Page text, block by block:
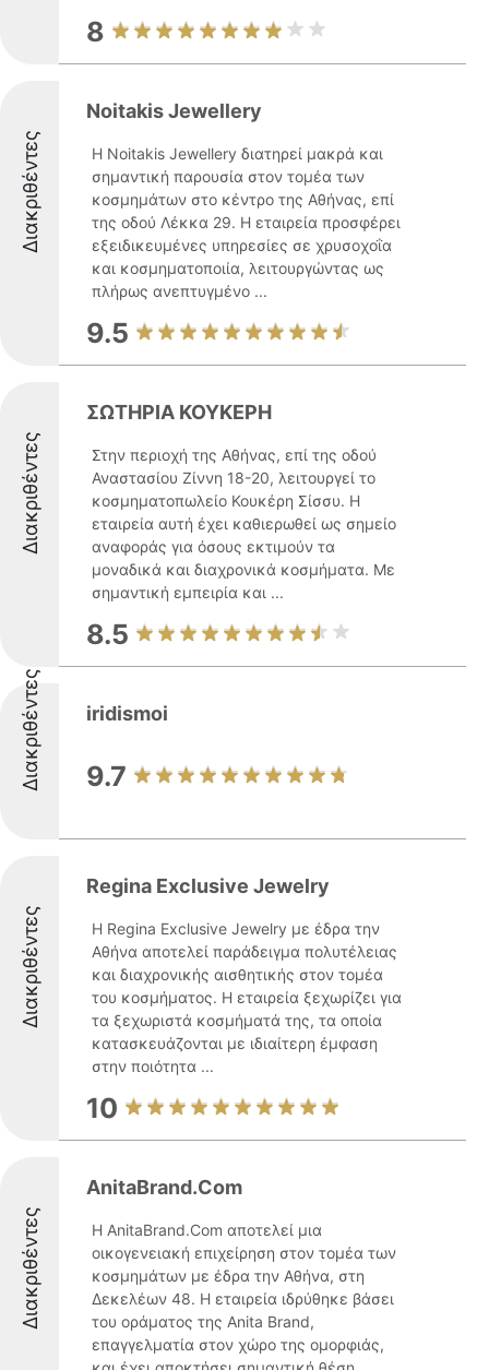
8
Διακριθέντες
Noitakis Jewellery
Η Noitakis Jewellery διατηρεί μακρά και
σημαντική παρουσία στον τομέα των
κοσμημάτων στο κέντρο της Αθήνας, επί
της οδού Λέκκα 29. Η εταιρεία προσφέρει
εξειδικευμένες υπηρεσίες σε χρυσοχοΐα
και κοσμηματοποιία, λειτουργώντας ως
πλήρως ανεπτυγμένο ...
9.5
Διακριθέντες
ΣΩΤΗΡΙΑ ΚΟΥΚΕΡΗ
Στην περιοχή της Αθήνας, επί της οδού
Αναστασίου Ζίννη 18-20, λειτουργεί το
κοσμηματοπωλείο Κουκέρη Σίσσυ. Η
εταιρεία αυτή έχει καθιερωθεί ως σημείο
αναφοράς για όσους εκτιμούν τα
μοναδικά και διαχρονικά κοσμήματα. Με
σημαντική εμπειρία και ...
8.5
Διακριθέντες iridismoi
9.7
Διακριθέντες
Regina Exclusive Jewelry
Η Regina Exclusive Jewelry με έδρα την
Αθήνα αποτελεί παράδειγμα πολυτέλειας
και διαχρονικής αισθητικής στον τομέα
του κοσμήματος. Η εταιρεία ξεχωρίζει για
τα ξεχωριστά κοσμήματά της, τα οποία
κατασκευάζονται με ιδιαίτερη έμφαση
στην ποιότητα ...
10
Διακριθέντες
AnitaBrand.Com
Η AnitaBrand.Com αποτελεί μια
οικογενειακή επιχείρηση στον τομέα των
κοσμημάτων με έδρα την Αθήνα, στη
Δεκελέων 48. Η εταιρεία ιδρύθηκε βάσει
του οράματος της Anita Brand,
επαγγελματία στον χώρο της ομορφιάς,